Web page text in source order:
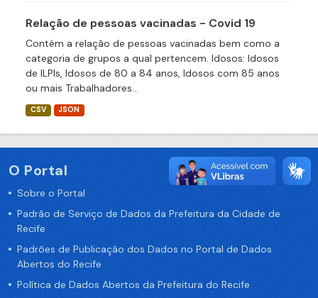
Relação de pessoas vacinadas - Covid 19
Contém a relação de pessoas vacinadas bem como a
categoria de grupos a qual pertencem. Idosos: Idosos
de ILPIs, Idosos de 80 a 84 anos, Idosos com 85 anos
ou mais Trabalhadores...
CSV JSON
O Portal
Sobre o Portal
Padrão de Serviço de Dados da Prefeitura da Cidade de
Recife
Padrões de Publicação dos Dados no Portal de Dados
Abertos do Recife
Política de Dados Abertos da Prefeitura do Recife